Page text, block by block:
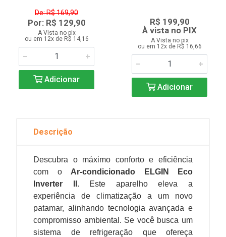
De: R$ 169,90
Por: R$ 129,90
A Vista no pix
ou em 12x de R$ 14,16
Adicionar
R$ 199,90
À vista no PIX
A Vista no pix
ou em 12x de R$ 16,66
Adicionar
Descrição
Descubra o máximo conforto e eficiência
com o Ar-condicionado ELGIN Eco
Inverter II . Este aparelho eleva a
experiência de climatização a um novo
patamar, alinhando tecnologia avançada e
compromisso ambiental. Se você busca um
sistema de refrigeração que ofereça